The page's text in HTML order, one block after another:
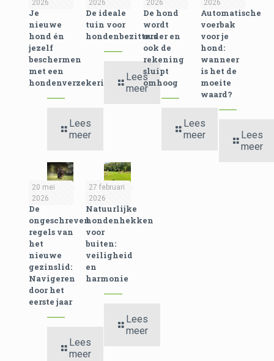
2026
Je
nieuwe
hond én
jezelf
beschermen
met een
hondenverzekering
Lees
meer
2026
De ideale
tuin voor
hondenbezitters
Lees
meer
2026
De hond
wordt
ouder en
ook de
rekening
sluipt
omhoog
Lees
meer
2026
Automatische
voerbak
voor je
hond:
wanneer
is het de
moeite
waard?
Lees
meer
20 mei
2026
De
ongeschreven
regels van
het
nieuwe
gezinslid:
Navigeren
door het
eerste jaar
Lees
meer
27 februari
2026
Natuurlijke
hondenhekken
voor
buiten:
veiligheid
en
harmonie
Lees
meer